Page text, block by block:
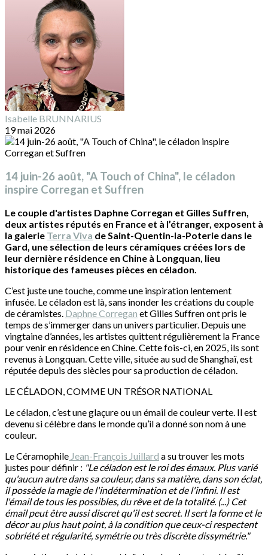
Isabelle BRUNNARIUS
19 mai 2026
14 juin-26 août, "A Touch of China", le céladon
inspire Corregan et Suffren
Le couple d'artistes Daphne Corregan et Gilles Suffren,
deux artistes réputés en France et à l’étranger, exposent à
la galerie Terra Viva de Saint-Quentin-la-Poterie dans le
Gard, une sélection de leurs céramiques créées lors de
leur dernière résidence en Chine à Longquan, lieu
historique des fameuses pièces en céladon.
C’est juste une touche, comme une inspiration lentement
infusée. Le céladon est là, sans inonder les créations du couple
de céramistes. Daphne Corregan et Gilles Suffren ont pris le
temps de s’immerger dans un univers particulier. Depuis une
vingtaine d’années, les artistes quittent régulièrement la France
pour venir en résidence en Chine. Cette fois-ci, en 2025, ils sont
revenus à Longquan. Cette ville, située au sud de Shanghaï, est
réputée depuis des siècles pour sa production de céladon.
LE CÉLADON, COMME UN TRÉSOR NATIONAL
Le céladon, c’est une glaçure ou un émail de couleur verte. Il est
devenu si célèbre dans le monde qu’il a donné son nom à une
couleur.
Le Céramophile Jean-François Juillard a su trouver les mots
justes pour définir : "Le céladon est le roi des émaux. Plus varié
qu'aucun autre dans sa couleur, dans sa matière, dans son éclat,
il possède la magie de l'indétermination et de l'infini. Il est
l'émail de tous les possibles, du rêve et de la totalité. (...) Cet
émail peut être aussi discret qu'il est secret. Il sert la forme et le
décor au plus haut point, à la condition que ceux-ci respectent
sobriété et régularité, symétrie ou très discrète dissymétrie."